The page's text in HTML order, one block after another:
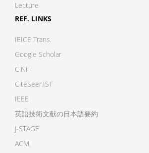
Lecture
REF. LINKS
IEICE Trans.
Google Scholar
CiNii
CiteSeer.IST
IEEE
英語技術文献の日本語要約
J-STAGE
ACM